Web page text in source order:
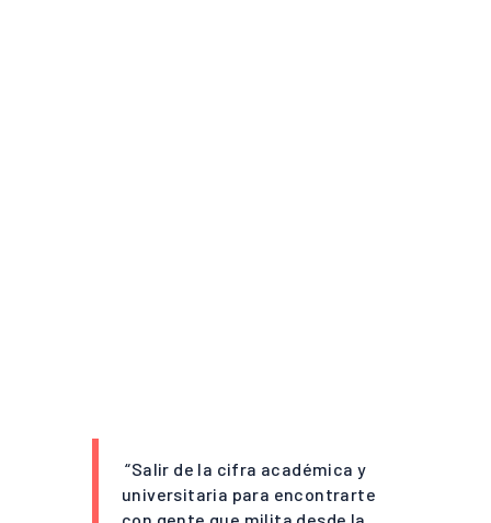
“Salir de la cifra académica y
universitaria para encontrarte